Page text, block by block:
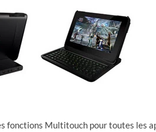
fonctions Multitouch pour toutes les